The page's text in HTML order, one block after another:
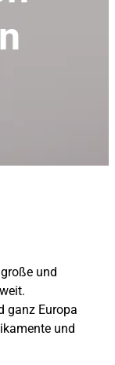
und
ganz Europa
und